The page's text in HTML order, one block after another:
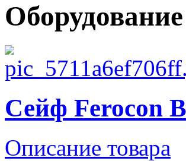
Сейф Ferocon
Описание товара